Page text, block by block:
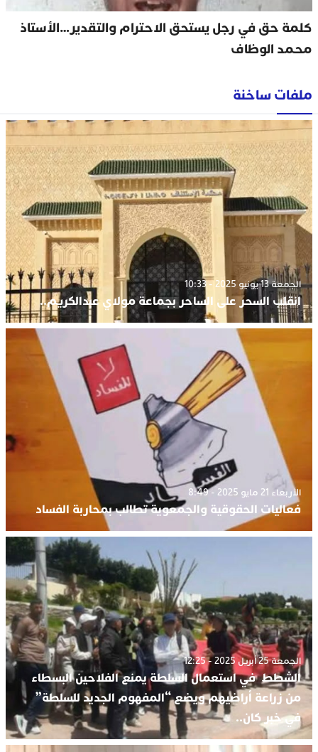
كلمة حق في رجل يستحق الاحترام والتقدير…الأستاذ
محمد الوظاف
ملفات ساخنة
الجمعة 13 يونيو 2025 - 10:33
انقلب السحر على الساحر بجماعة مولاي عبدالكريم..
الأربعاء 21 مايو 2025 - 8:49
فعاليات الحقوقية والجمعوية تطالب بمحاربة الفساد
الجمعة 25 أبريل 2025 - 12:25
الشطط في استعمال السلطة يمنع الفلاحين البسطاء
من زراعة أراضيهم ويضع “المفهوم الجديد للسلطة”
في خبر كان..